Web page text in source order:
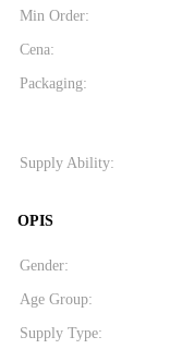
Min Order:
Cena:
Packaging:
Supply Ability:
OPIS
Gender:
Age Group:
Supply Type: